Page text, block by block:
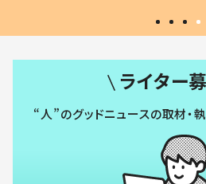
ライター募
“人”のグッドニュースの取材・